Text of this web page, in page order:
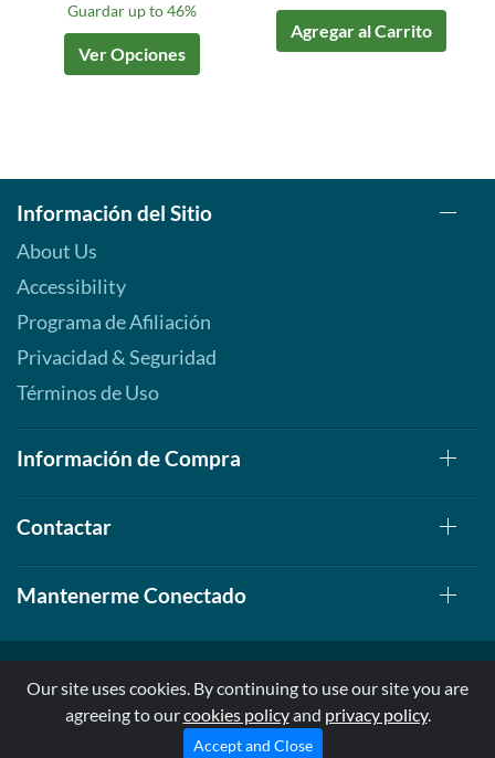
Guardar up to 46%
Ver Opciones
Agregar al Carrito
Información del Sitio
About Us
Accessibility
Programa de Afiliación
Privacidad & Seguridad
Términos de Uso
Información de Compra
Contactar
Mantenerme Conectado
© 1999-2026, AllStarHealth.com | All Rights Reserved
* Estas declaraciones no han sido evaluadas por la FDA
Our site uses cookies. By continuing to use our site you are
agreeing to ourcookies policyand privacy policy.
Accept and Close